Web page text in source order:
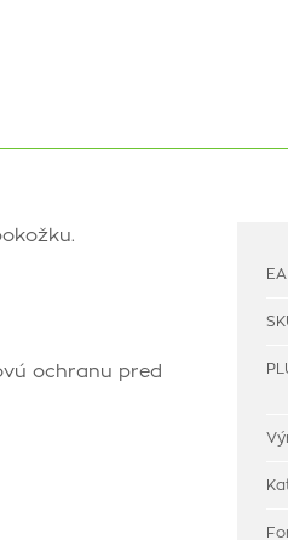
ochranu pred